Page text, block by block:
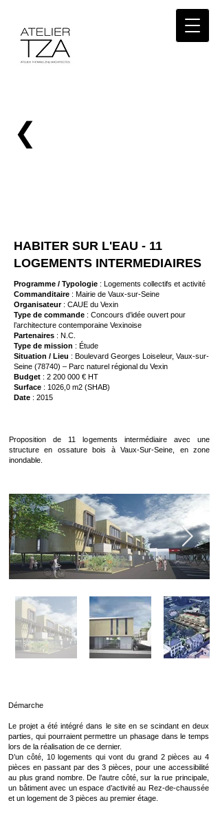
❮
HABITER SUR L'EAU - 11
LOGEMENTS INTERMEDIAIRES
Programme / Typologie : Logements collectifs et activité
Commanditaire : Mairie de Vaux-sur-Seine
Organisateur: CAUE du Vexin
Type de commande : Concours d’idée ouvert pour
l’architecture contemporaine Vexinoise
Partenaires : N.C.
Type de mission : Étude
Situation / Lieu : Boulevard Georges Loiseleur, Vaux-sur-
Seine (78740) – Parc naturel régional du Vexin
Budget : 2 200 000 € HT
Surface : 1026,0 m2 (SHAB)
Date : 2015
Proposition de 11 logements intermédiaire avec une
structure en ossature bois à Vaux-Sur-Seine, en zone
inondable.
Démarche
Le projet a été intégré dans le site en se scindant en deux
parties, qui pourraient permettre un phasage dans le temps
lors de la réalisation de ce dernier.
D’un côté, 10 logements qui vont du grand 2 pièces au 4
pièces en passant par des 3 pièces, pour une accessibilité
au plus grand nombre. De l’autre côté, sur la rue principale,
un bâtiment avec un espace d’activité au Rez-de-chaussée
et un logement de 3 pièces au premier étage.